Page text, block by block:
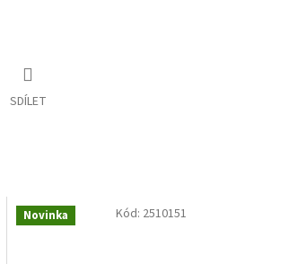
SDÍLET
Novinka Kód: 2510151